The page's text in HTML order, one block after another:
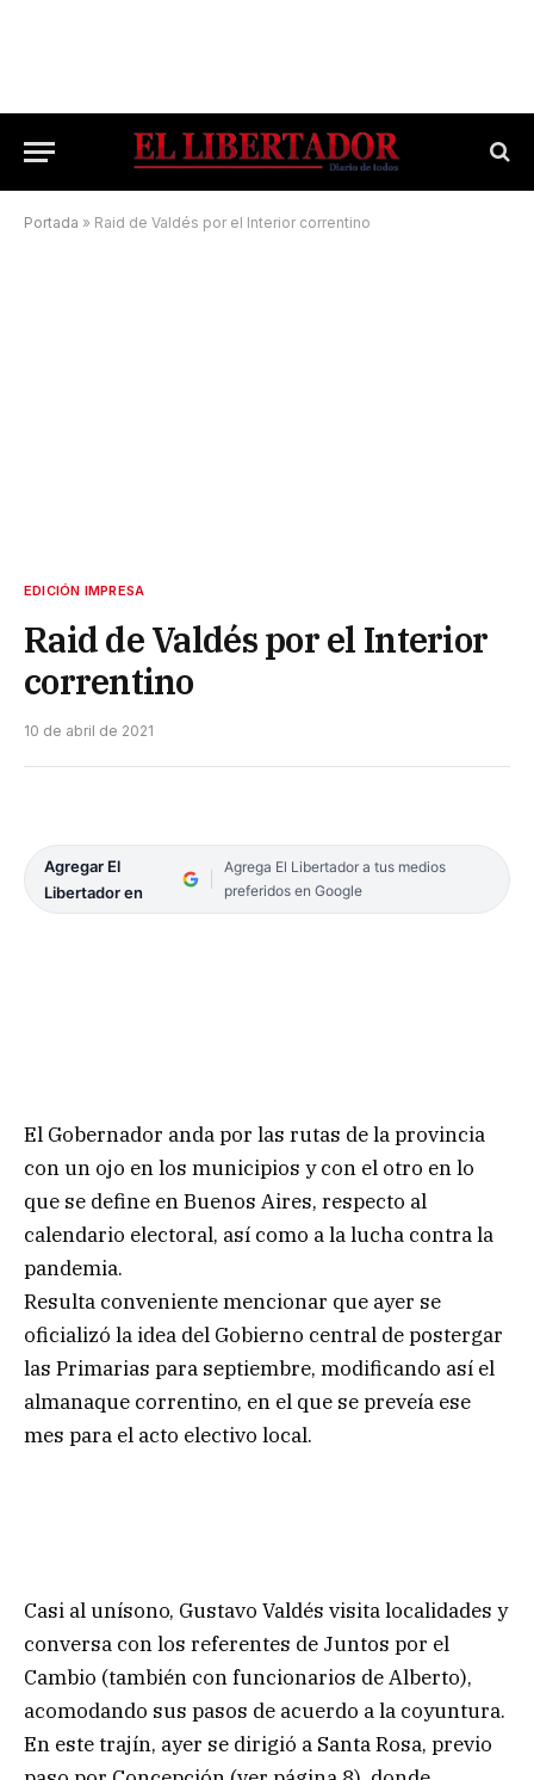
Portada » Raid de Valdés por el Interior correntino
EDICIÓN IMPRESA
Raid de Valdés por el Interior
correntino
10 de abril de 2021
Agregar El
Libertador en
Agrega El Libertador a tus medios
preferidos en Google
El Gobernador anda por las rutas de la provincia
con un ojo en los municipios y con el otro en lo
que se define en Buenos Aires, respecto al
calendario electoral, así como a la lucha contra la
pandemia.
Resulta conveniente mencionar que ayer se
oficializó la idea del Gobierno central de postergar
las Primarias para septiembre, modificando así el
almanaque correntino, en el que se preveía ese
mes para el acto electivo local.
Casi al unísono, Gustavo Valdés visita localidades y
conversa con los referentes de Juntos por el
Cambio (también con funcionarios de Alberto),
acomodando sus pasos de acuerdo a la coyuntura.
En este trajín, ayer se dirigió a Santa Rosa, previo